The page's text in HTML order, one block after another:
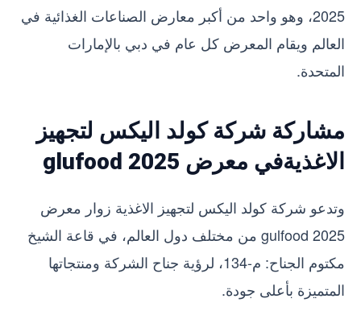
2025، وهو واحد من أكبر معارض الصناعات الغذائية في
العالم ويقام المعرض كل عام في دبي بالإمارات
المتحدة.
مشاركة شركة كولد اليكس لتجهيز
الاغذيةفي معرض glufood 2025
وتدعو شركة كولد اليكس لتجهيز الاغذية زوار معرض
gulfood 2025 من مختلف دول العالم، في قاعة الشيخ
مكتوم الجناح: م-134، لرؤية جناح الشركة ومنتجاتها
المتميزة بأعلى جودة.